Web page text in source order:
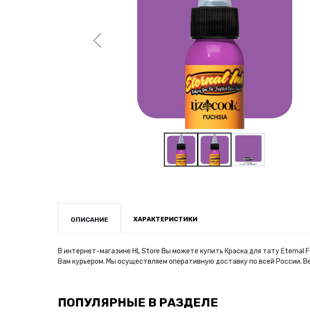
ОПИСАНИЕ ХАРАКТЕРИСТИКИ
В интернет-магазине HL Store Вы можете купить Краска для тату
Вам курьером. Мы осуществляем оперативную доставку по всей
ПОПУЛЯРНЫЕ В РАЗДЕЛЕ